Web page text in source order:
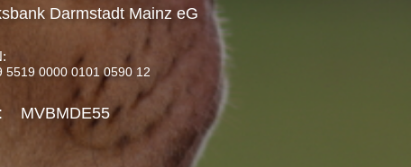
Darmstadt Mainz eG
5519 0000 0101 0590 12
MVBMDE55